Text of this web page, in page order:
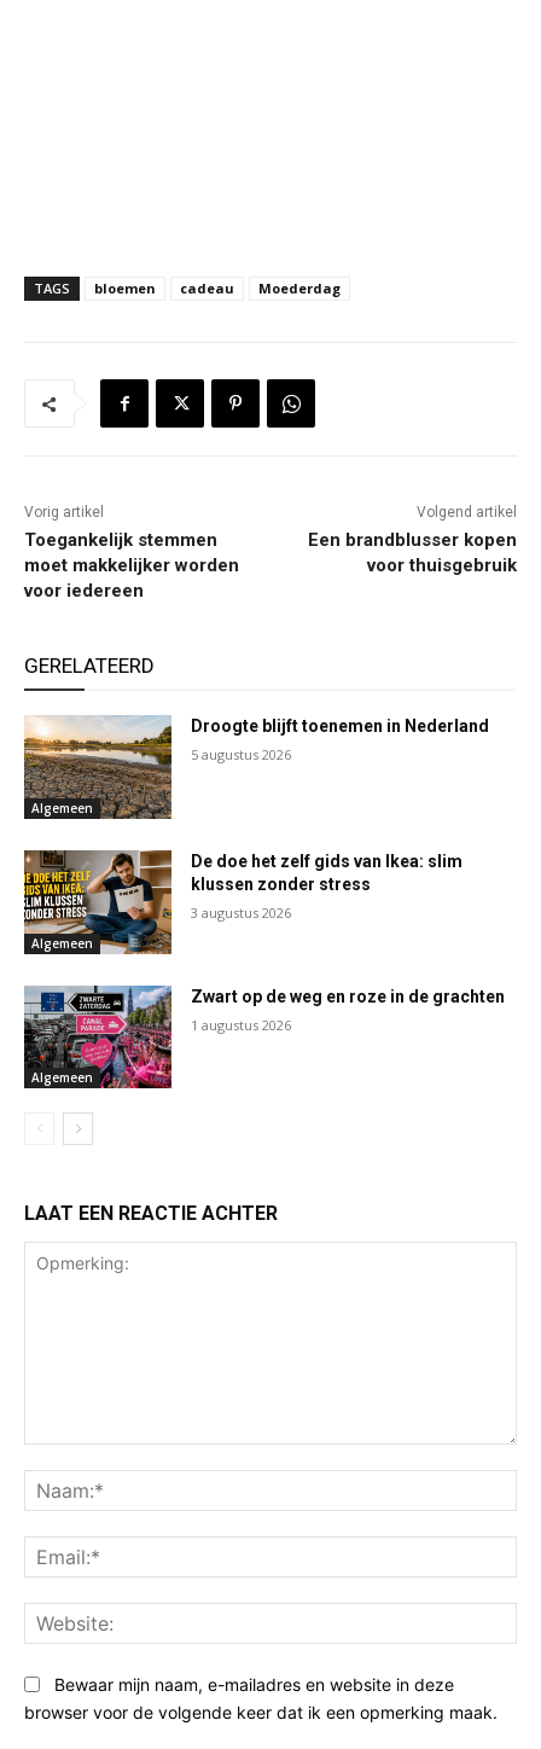
TAGS bloemen cadeau Moederdag
Vorig artikel
Toegankelijk stemmen
moet makkelijker worden
voor iedereen
Volgend artikel
Een brandblusser kopen
voor thuisgebruik
GERELATEERD
Algemeen
Droogte blijft toenemen in Nederland
5 augustus 2026
Algemeen
De doe het zelf gids van Ikea: slim
klussen zonder stress
3 augustus 2026
Algemeen
Zwart op de weg en roze in de grachten
1 augustus 2026
LAAT EEN REACTIE ACHTER
Bewaar mijn naam, e-mailadres en website in deze
browser voor de volgende keer dat ik een opmerking maak.